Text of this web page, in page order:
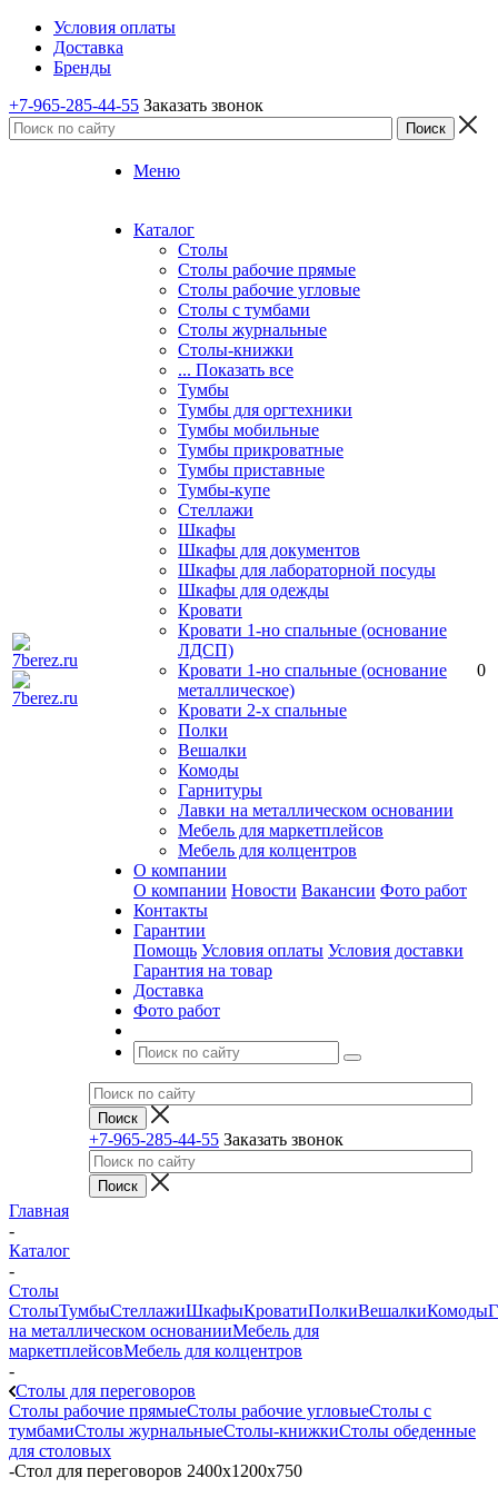
Условия оплаты
Доставка
Бренды
+7-965-285-44-55 Заказать звонок
Меню
Каталог
Столы
Столы рабочие прямые
Столы рабочие угловые
Столы с тумбами
Столы журнальные
Столы-книжки
... Показать все
Тумбы
Тумбы для оргтехники
Тумбы мобильные
Тумбы прикроватные
Тумбы приставные
Тумбы-купе
Стеллажи
Шкафы
Шкафы для документов
Шкафы для лабораторной посуды
Шкафы для одежды
Кровати
Кровати 1-но спальные (основание
ЛДСП)
Кровати 1-но спальные (основание
металлическое)
Кровати 2-х спальные
Полки
Вешалки
Комоды
Гарнитуры
Лавки на металлическом основании
Мебель для маркетплейсов
Мебель для колцентров
О компании
О компании Новости Вакансии Фото работ
Контакты
Гарантии
Помощь Условия оплаты Условия доставки
Гарантия на товар
Доставка
Фото работ
+7-965-285-44-55 Заказать звонок
0
Главная
-
Каталог
-
Столы
СтолыТумбыСтеллажиШкафыКроватиПолкиВешалкиКомоды
на металлическом основанииМебель для
маркетплейсовМебель для колцентров
-
Столы для переговоров
Столы рабочие прямыеСтолы рабочие угловыеСтолы с
тумбамиСтолы журнальныеСтолы-книжкиСтолы обеденные
для столовых
-Стол для переговоров 2400х1200х750